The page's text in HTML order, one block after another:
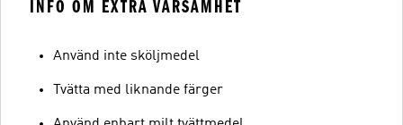
INFO OM EXTRA VARSAMHET
Använd inte sköljmedel
Tvätta med liknande färger